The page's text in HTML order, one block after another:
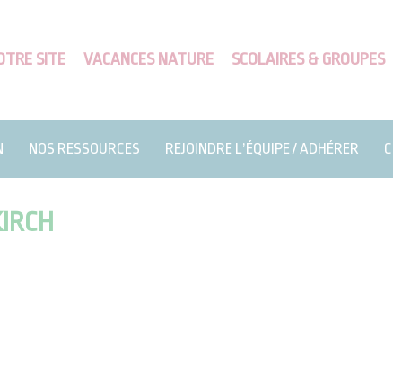
SITE VACANCES NATURE SCOLAIRES & GROUPES
NOS RESSOURCES REJOINDRE L’ÉQUIPE / ADHÉRER